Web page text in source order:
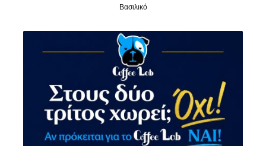
Βασιλικό